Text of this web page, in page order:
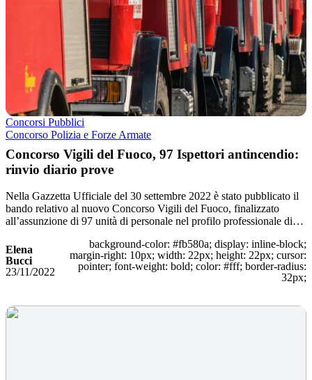
Concorsi Pubblici
Concorso Polizia e Forze Armate
Concorso Vigili del Fuoco, 97 Ispettori antincendio:
rinvio diario prove
Nella Gazzetta Ufficiale del 30 settembre 2022 è stato pubblicato il
bando relativo al nuovo Concorso Vigili del Fuoco, finalizzato
all’assunzione di 97 unità di personale nel profilo professionale di…
Elena
Bucci
23/11/2022
background-color: #fb580a; display: inline-block;
margin-right: 10px; width: 22px; height: 22px; cursor:
pointer; font-weight: bold; color: #fff; border-radius:
32px;